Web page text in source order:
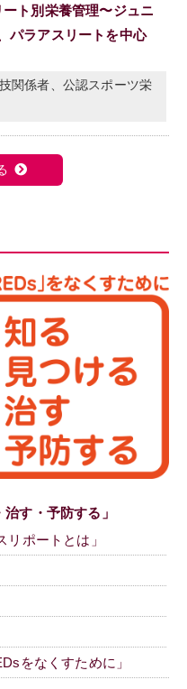
ト別栄養管理〜ジュニ
パラアスリートを中心
関係者、公認スポーツ栄
す・予防する」
ポートとは」
をなくすために」